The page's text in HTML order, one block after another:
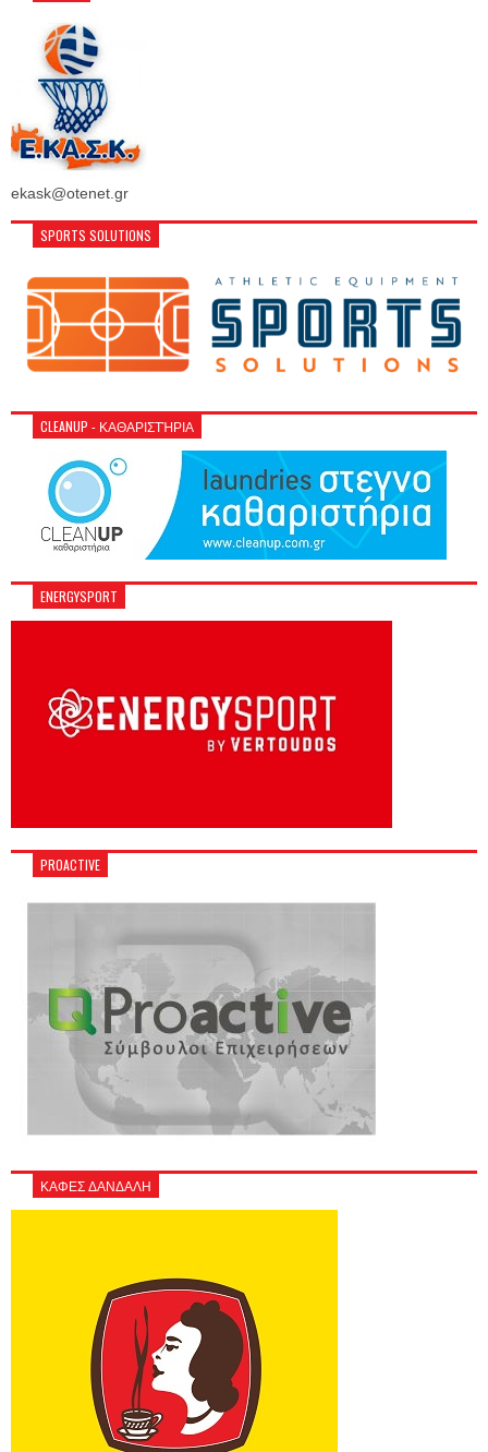
ekask@otenet.gr
SPORTS SOLUTIONS
CLEANUP - ΚΑΘΑΡΙΣΤΉΡΙΑ
ENERGYSPORT
PROACTIVE
ΚΑΦΕΣ ΔΑΝΔΑΛΗ